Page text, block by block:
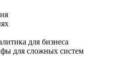
для бизнеса
для сложных систем